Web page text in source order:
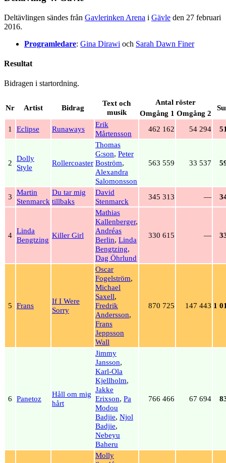
Deltävlingen sändes från Gavlerinken Arena i Gävle den 27 februari
2016.
Programledare: Gina Dirawi och Sarah Dawn Finer
Resultat
Bidragen i startordning.
Nr Artist Bidrag
Text och
musik
Antal röster
Omgång 1 Omgång 2
1
Eclipse Runaways
Erik
Mårtensson
462 162 54 294
2
Dolly
Style
Rollercoaster
Thomas
G:son, Peter
Boström,
Alexandra
Salomonsson
563 559 33 537
3
Martin
Stenmarck
Du tar mig
tillbaks
David
Stenmarck
345 313 —
4
Linda
Bengtzing
Killer Girl
Mathias
Kallenberger,
Andréas
Berlin, Linda
Bengtzing,
Dag Öhrlund
330 615 —
5 Frans
If I Were
Sorry
Oscar
Fogelström,
Michael
Saxell,
Fredrik
Andersson,
Frans
Jeppsson
Wall
870 725 147 443 1
6 Panetoz
Håll om mig
hårt
Jimmy
Jansson,
Karl-Ola
Kjellholm,
Jakke
Erixson, Pa
Modou
Badjie, Njol
Badjie,
Nebeyu
Baheru
766 466 67 694
Molly